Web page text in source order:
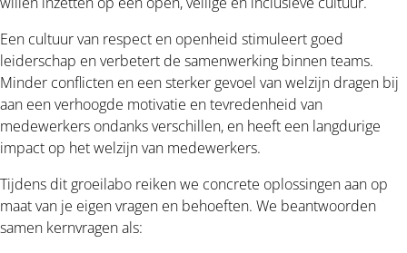
Een cultuur van respect en openheid stimuleert goed
leiderschap en verbetert de samenwerking binnen teams.
Minder conflicten en een sterker gevoel van welzijn dragen bij
aan een verhoogde motivatie en tevredenheid van
medewerkers ondanks verschillen, en heeft een langdurige
impact op het welzijn van medewerkers.
Tijdens dit groeilabo reiken we concrete oplossingen aan op
maat van je eigen vragen en behoeften. We beantwoorden
samen kernvragen als: